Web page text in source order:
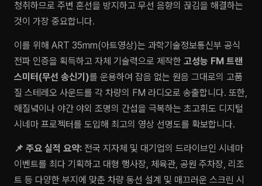
청취하므로 주변 혼선을 방지하고 무선 음향의 끊김을 해결하는
것이 가장 중요합니다.
이를 위해 ART 35mm(아트영상)는 과학기술정보통신부 공식
전파 인증을 획득하고 자체 기술력으로 제작한 고성능 FM 트랜
스미터(무선 송신기)를 운용하여 잡음 없는 원음 그대로의 고품
질 스테레오 사운드를 각 차량의 FM 라디오로 송출합니다. 또한,
해질녘이나 야간 야외 조명의 간섭을 극복하는 초고휘도 디지털
시네마 프로젝터를 도입해 최고의 영상 선명도를 확보합니다.
📌 주요 실적 요약: 전국 지자체 및 대기업의 드라이브인 시네마
이벤트를 최다 기획하고 대형 행사장, 체육관, 공원 주차장, 리조
트 등 다양한 부지에 맞춘 차량 동선 설계 및 매끄러운 스크린 시